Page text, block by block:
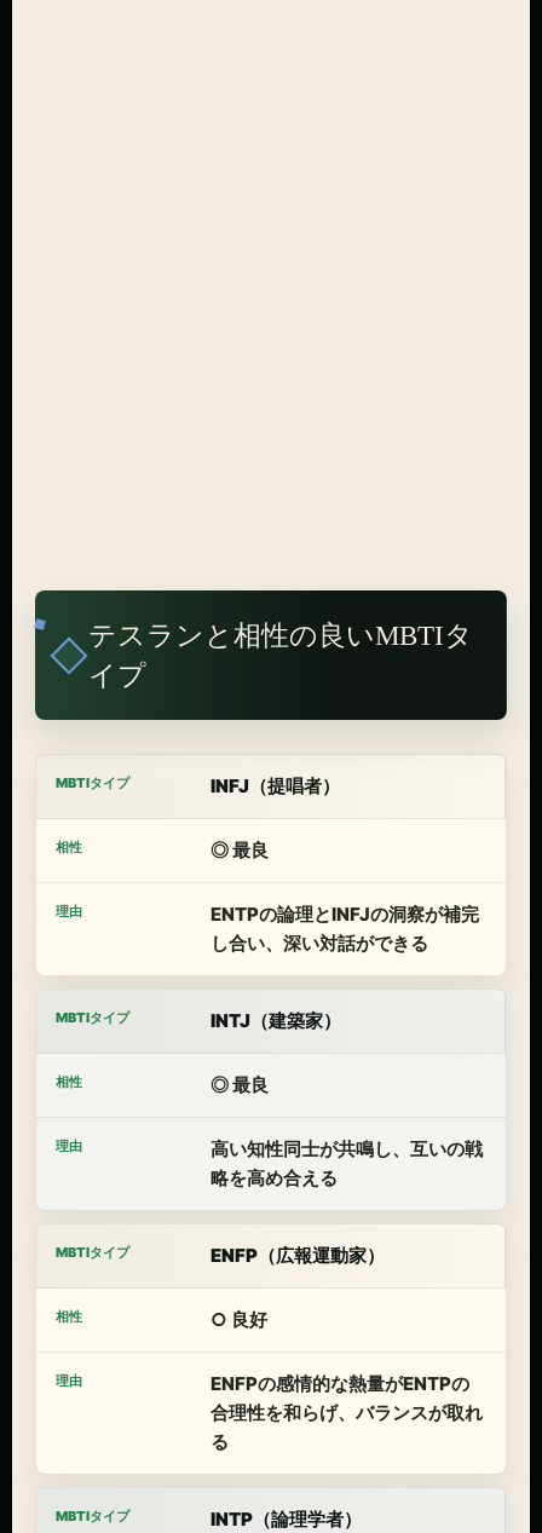
テスランと相性の良いMBTIタ
イプ
INFJ（提唱者）
◎ 最良
ENTPの論理とINFJの洞察が補完
し合い、深い対話ができる
INTJ（建築家）
◎ 最良
高い知性同士が共鳴し、互いの戦
略を高め合える
ENFP（広報運動家）
○ 良好
ENFPの感情的な熱量がENTPの
合理性を和らげ、バランスが取れ
る
INTP（論理学者）